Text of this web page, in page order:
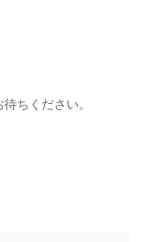
ちください。